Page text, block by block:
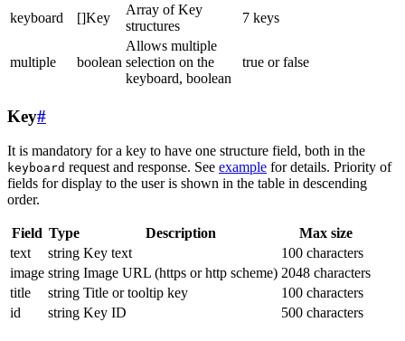
keyboard []Key
Array of Key
structures
7 keys
multiple boolean
Allows multiple
selection on the
keyboard, boolean
true or false
Key#
It is mandatory for a key to have one structure field, both in the
keyboard request and response. See example for details. Priority of
fields for display to the user is shown in the table in descending
order.
Field Type Description
Max size
text
string Key text
100 characters
image string Image URL (https or http scheme) 2048 characters
title
string Title or tooltip key
100 characters
id
string Key ID 500 characters